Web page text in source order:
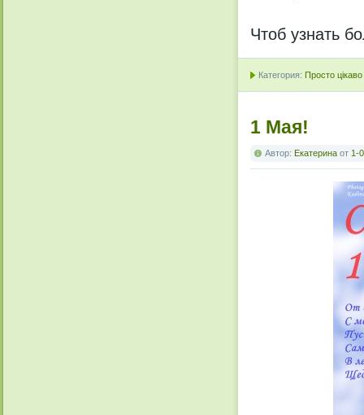
Чтоб узнать
Категория: Просто цікаво
1 Мая!
Автор: Екатерина от 1-